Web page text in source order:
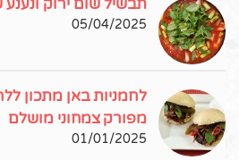
תבשיל שום ירוק
05/04/2025
לחמניות באן מתכון
מפורק צמחוני מושלם
01/01/2025